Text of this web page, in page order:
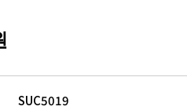
SUC5019